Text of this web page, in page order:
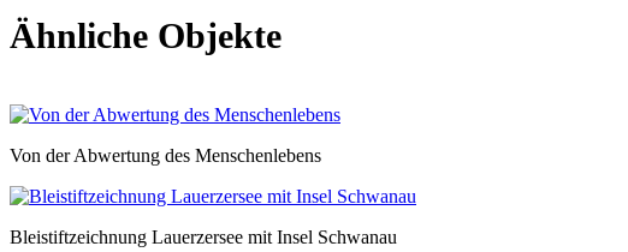
Ähnliche Objekte
Von der Abwertung des Menschenlebens
Bleistiftzeichnung Lauerzersee mit Insel Schwanau